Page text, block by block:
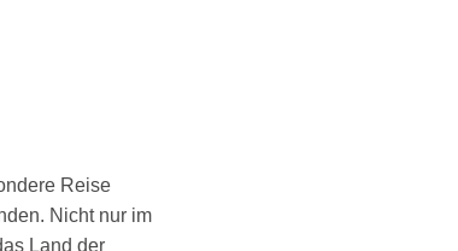
Reise
Nicht nur im
Land der